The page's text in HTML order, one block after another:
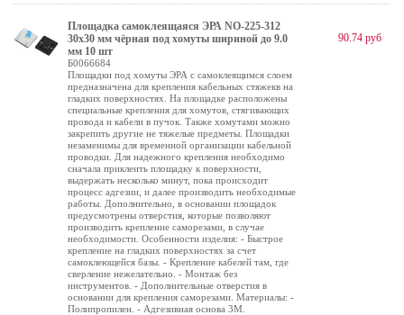
Площадка самоклеящаяся ЭРА NO-225-312
30х30 мм чёрная под хомуты шириной до 9.0
мм 10 шт
Б0066684
Площадки под хомуты ЭРА с самоклеящимся слоем
предназначена для крепления кабельных стяжекв на
гладких поверхностях. На площадке расположены
специальные крепления для хомутов, стягивающих
провода и кабели в пучок. Также хомутами можно
закрепить другие не тяжелые предметы. Площадки
незаменимы для временной организации кабельной
проводки. Для надежного крепления необходимо
сначала приклеить площадку к поверхности,
выдержать несколько минут, пока происходит
процесс адгезии, и далее производить необходимые
работы. Дополнительно, в основании площадок
предусмотрены отверстия, которые позволяют
производить крепление саморезами, в случае
необходимости. Особенности изделия: - Быстрое
крепление на гладких поверхностях за счет
самоклеющейся базы. - Крепление кабелей там, где
сверление нежелательно. - Монтаж без
инструментов. - Дополнительные отверстия в
основании для крепления саморезами. Материалы: -
Полипропилен. - Адгезивная основа 3М.
90.74 руб